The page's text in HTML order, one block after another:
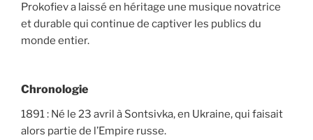
Prokofiev a laissé en héritage une musique novatrice
et durable qui continue de captiver les publics du
monde entier.
Chronologie
1891 : Né le 23 avril à Sontsivka, en Ukraine, qui faisait
alors partie de l’Empire russe.